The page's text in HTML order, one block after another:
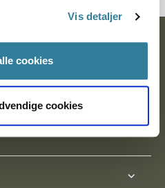
Vis detaljer
cookies
cookies